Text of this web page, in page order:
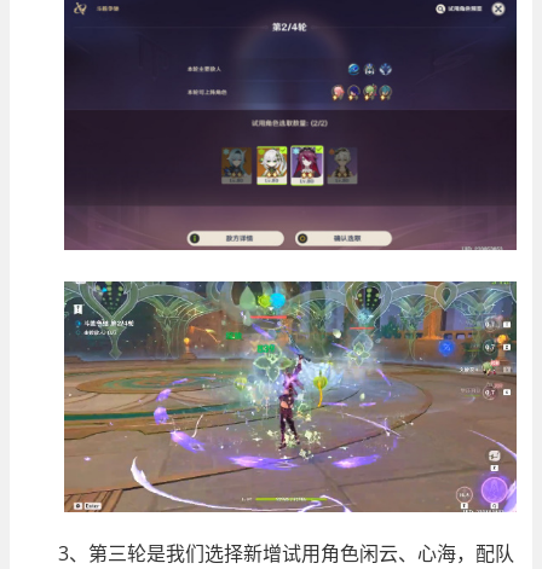
3、第三轮是我们选择新增试用角色闲云、心海，配队